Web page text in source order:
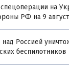
на
РФ на 9
над Россией
беспилотников